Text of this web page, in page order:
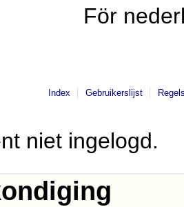
För
Index Gebruikerslijst
niet ingelogd.